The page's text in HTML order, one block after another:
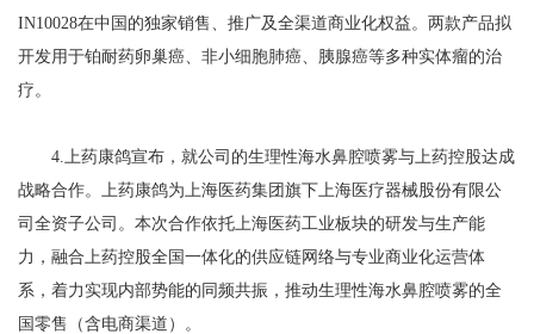
IN10028在中国的独家销售、推广及全渠道商业化权益。两款产品拟
开发用于铂耐药卵巢癌、非小细胞肺癌、胰腺癌等多种实体瘤的治
疗。
4.上药康鸽宣布，就公司的生理性海水鼻腔喷雾与上药控股达成
战略合作。上药康鸽为上海医药集团旗下上海医疗器械股份有限公
司全资子公司。本次合作依托上海医药工业板块的研发与生产能
力，融合上药控股全国一体化的供应链网络与专业商业化运营体
系，着力实现内部势能的同频共振，推动生理性海水鼻腔喷雾的全
国零售（含电商渠道）。